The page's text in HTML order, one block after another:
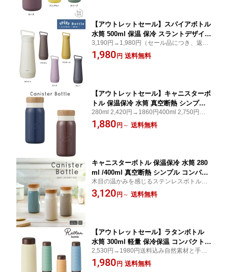
【アウトレットセール】スパイアボトル
水筒 500ml 保温 保冷 スラントデザイン
スタイリッシュ たっぷり入る 抗菌剤配
合 ユニセックス ステンレス鋼 真空断熱
3,190円→1,980円（セール品につき、返品
不可）マットな質感にスラント型のデザイ
ンハンドルが映える！塔をイメージしたス
1,980 円 送料無料
【アウトレットセール】キャニスターボ
トル 保温保冷 水筒 真空断熱 シンプル
マイボトル コンパクト こぼれない おし
ゃれ 溢れない 持ち運び 誕生日 贈り物
280ml 2,420円→1860円400ml 2,750円→1
960円 セール品につき、返品不可 おしゃれ
でコンパクトな真空二重構造のキャニスタ
1,880 円 ～ 送料無料
キャニスターボトル 保温保冷 水筒 280
ml /400ml 真空断熱 シンプル コンパク
ト こぼれない 持ち運び 誕生日 贈り物
在宅ワーク 通勤 通学 女性 男性 プレゼ
木目の温かみを感じるステンレスボトル。
本体にはさりげなくおしゃれなエンボス加
工をデザイン
3,120 円 ～ 送料無料
【アウトレットセール】ラタンボトル
水筒 300ml 軽量 保冷保温 コンパクト
スリムで握りやすい スクリュー開閉の
広口 コーヒーの香りまで楽しめる ステ
2,530円→1980円送料込み自然素材と手作
りのあたたかみを表現したラタン風のボト
ル。
1,980 円 送料無料